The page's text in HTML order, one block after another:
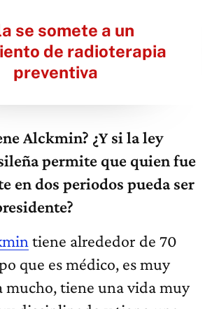
se somete a un
de radioterapia
preventiva
Alckmin? ¿Y si la ley
permite que quien fue
en dos periodos pueda ser
tiene alrededor de 70
que es médico, es muy
mucho, tiene una vida muy